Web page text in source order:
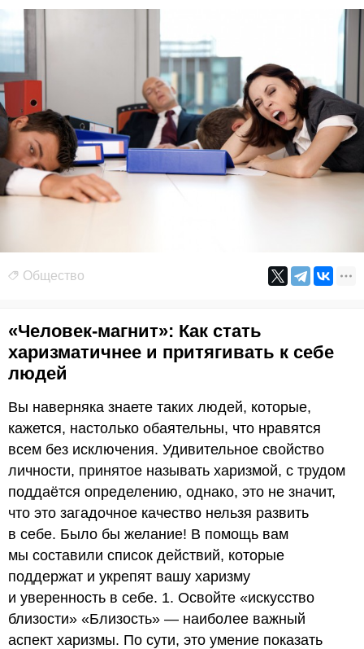
Общество
«Человек-магнит»: Как стать
харизматичнее и притягивать к себе
людей
Вы наверняка знаете таких людей, которые,
кажется, настолько обаятельны, что нравятся
всем без исключения. Удивительное свойство
личности, принятое называть харизмой, с трудом
поддаётся определению, однако, это не значит,
что это загадочное качество нельзя развить
в себе. Было бы желание! В помощь вам
мы составили список действий, которые
поддержат и укрепят вашу харизму
и уверенность в себе. 1. Освойте «искусство
близости» «Близость» — наиболее важный
аспект харизмы. По сути, это умение показать